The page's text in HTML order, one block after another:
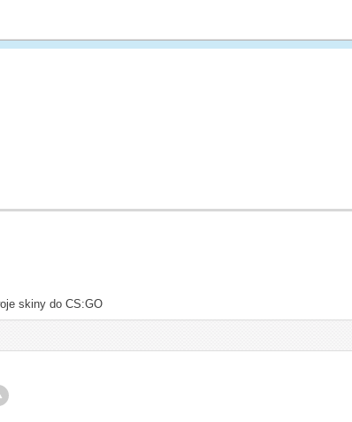
skiny do CS:GO